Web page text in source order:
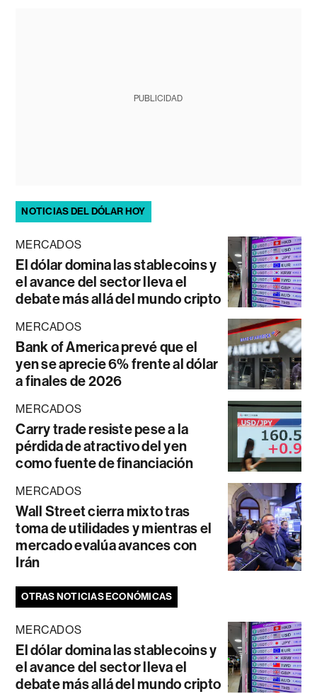
PUBLICIDAD
NOTICIAS DEL DÓLAR HOY
MERCADOS
El dólar domina las stablecoins y
el avance del sector lleva el
debate más allá del mundo cripto
MERCADOS
Bank of America prevé que el
yen se aprecie 6% frente al dólar
a finales de 2026
MERCADOS
Carry trade resiste pese a la
pérdida de atractivo del yen
como fuente de financiación
MERCADOS
Wall Street cierra mixto tras
toma de utilidades y mientras el
mercado evalúa avances con
Irán
OTRAS NOTICIAS ECONÓMICAS
MERCADOS
El dólar domina las stablecoins y
el avance del sector lleva el
debate más allá del mundo cripto